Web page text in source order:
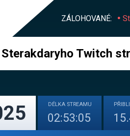
ZÁLOHOVANÉ:
Twitch
DÉLKA STREAMU
02:53:05